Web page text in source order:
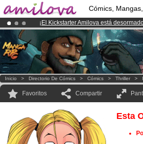
Cómics,
¡ El Kickstarter Amilova está
¡Conviertete en Premium por3.95
¡Ya tenemos 134393miembrosy 1208
Inicio > Directorio De Cómics > Cómics > Thriller >
Favoritos Compartir
Esta